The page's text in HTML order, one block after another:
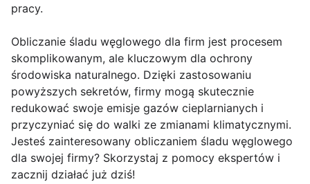
pracy.
Obliczanie śladu węglowego dla firm jest procesem
skomplikowanym, ale kluczowym dla ochrony
środowiska naturalnego. Dzięki zastosowaniu
powyższych sekretów, firmy mogą skutecznie
redukować swoje emisje gazów cieplarnianych i
przyczyniać się do walki ze zmianami klimatycznymi.
Jesteś zainteresowany obliczaniem śladu węglowego
dla swojej firmy? Skorzystaj z pomocy ekspertów i
zacznij działać już dziś!